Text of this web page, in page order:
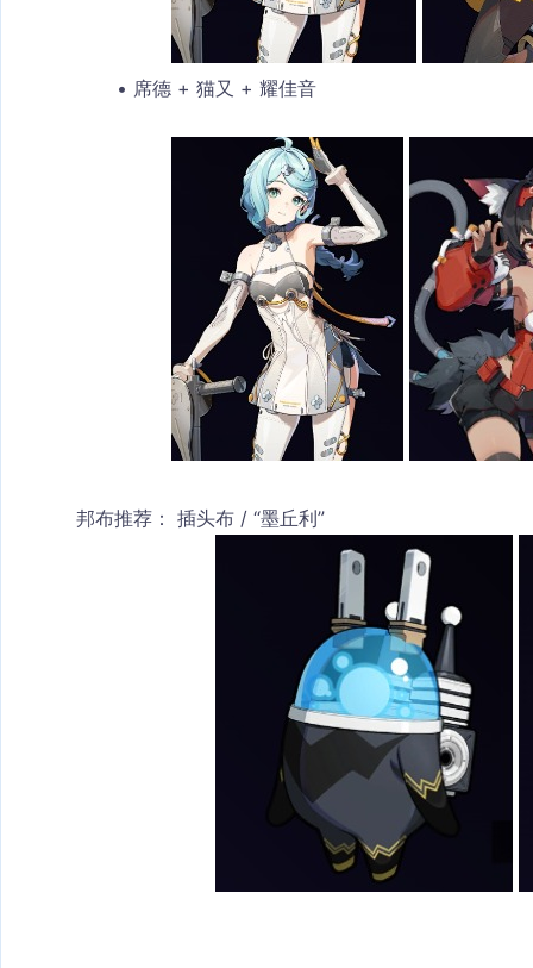
席德 + 猫又 + 耀佳音
邦布推荐： 插头布 / “墨丘利”